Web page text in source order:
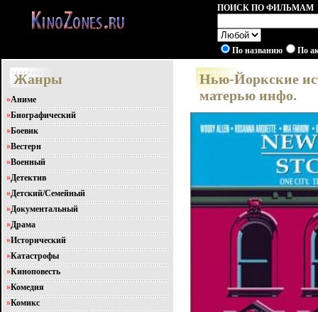
ПОИСК ПО ФИЛЬМАМ
По названию По
Жанры
»Аниме
»Биографический
»Боевик
»Вестерн
»Военный
»Детектив
»Детский/Семейный
»Документальный
»Драма
»Исторический
»Катастрофы
»Киноповесть
»Комедия
»Комикс
Нью-Йоркские
матерью инфо.